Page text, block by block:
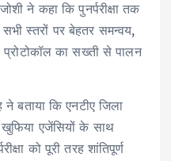
ने कहा कि पुनर्परीक्षा तक
स्तरों पर बेहतर समन्वय,
का सख्ती से पालन
बताया कि एनटीए जिला
खुफिया एजेंसियों के साथ
को पूरी तरह शांतिपूर्ण